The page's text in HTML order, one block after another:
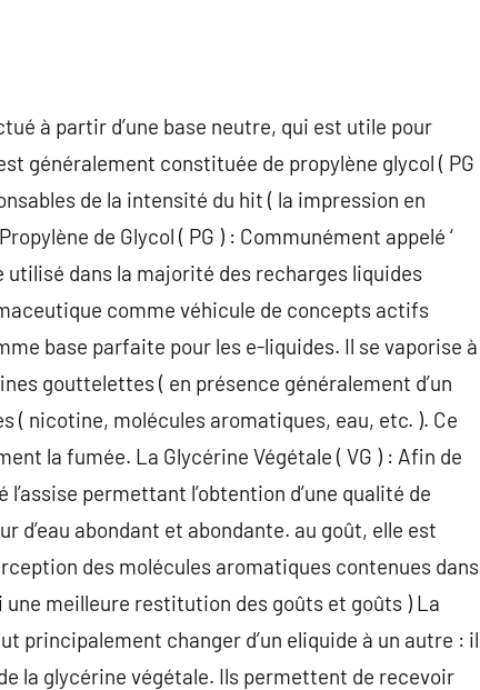
à partir d’une base neutre, qui est utile pour
généralement constituée de propylène glycol ( PG
de la intensité du hit ( la impression en
de Glycol ( PG ) : Communément appelé ‘
utilisé dans la majorité des recharges liquides
comme véhicule de concepts actifs
base parfaite pour les e-liquides. Il se vaporise à
gouttelettes ( en présence généralement d’un
( nicotine, molécules aromatiques, eau, etc. ). Ce
la fumée. La Glycérine Végétale ( VG ) : Afin de
permettant l’obtention d’une qualité de
d’eau abondant et abondante. au goût, elle est
des molécules aromatiques contenues dans
une meilleure restitution des goûts et goûts ) La
principalement changer d’un eliquide à un autre : il
la glycérine végétale. Ils permettent de recevoir